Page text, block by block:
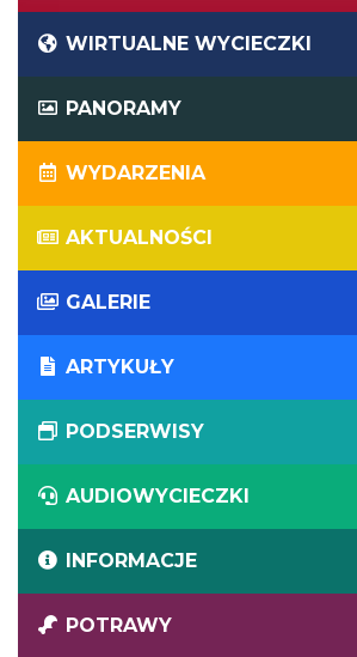
WIRTUALNE WYCIECZKI
PANORAMY
WYDARZENIA
AKTUALNOŚCI
GALERIE
ARTYKUŁY
PODSERWISY
AUDIOWYCIECZKI
INFORMACJE
POTRAWY